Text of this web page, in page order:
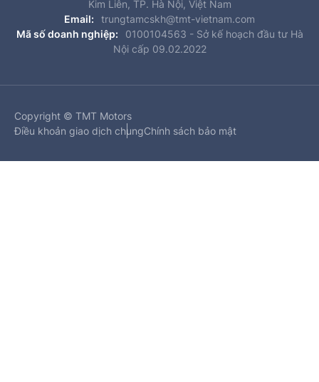
Kim Liên, TP. Hà Nội, Việt Nam
Email:
trungtamcskh@tmt-vietnam.com
Mã số doanh nghiệp:
0100104563 - Sở kế hoạch đầu tư Hà
Nội cấp 09.02.2022
Copyright © TMT Motors
Điều khoản giao dịch chungChính sách bảo mật